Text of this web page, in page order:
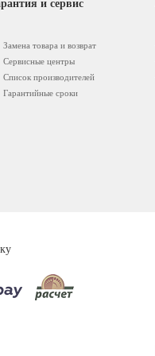
и сервис
Замена товара и возврат
Сервисные центры
Список производителей
Гарантийные сроки